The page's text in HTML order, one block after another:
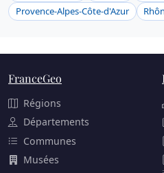
Provence-Alpes-Côte-d'Azur
FranceGeo
Régions
Départements
Communes
Musées